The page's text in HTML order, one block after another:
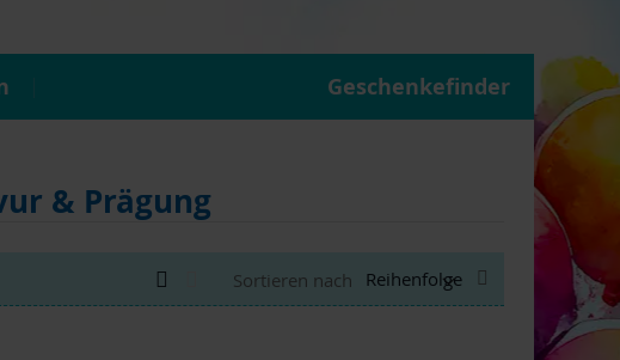
Geschenkefinder
& Prägung
Anzeigen
Sortieren nach
Absteigend
sortieren